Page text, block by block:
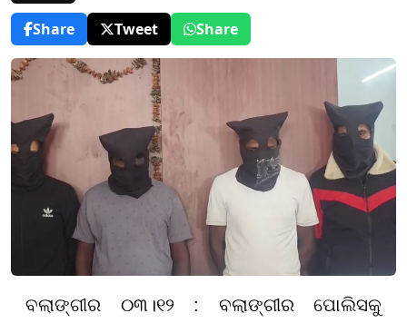
Share
Tweet Share
ବଲାଙ୍ଗୀର ୦୩।୧୨ : ବଲାଙ୍ଗୀର ପୋଲିସକୁ